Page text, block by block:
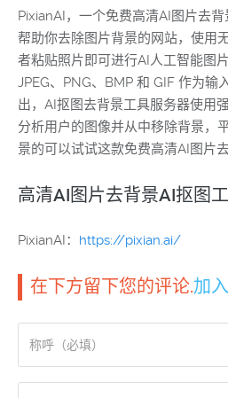
PixianAI，一个免费高清AI图片去
帮助你去除图片背景的网站，使用
者粘贴照片即可进行AI人工智能图
JPEG、PNG、BMP 和 GIF 作为输
出，AI抠图去背景工具服务器使用
分析用户的图像并从中移除背景，
景的可以试试这款免费高清AI图片
高清AI图片去背景AI抠图
PixianAI： https://pixian.ai/
在下方留下您的评论.加